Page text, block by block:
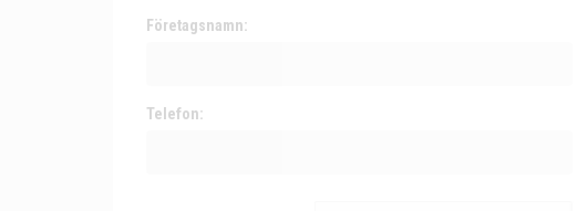
Företagsnamn:
Telefon: